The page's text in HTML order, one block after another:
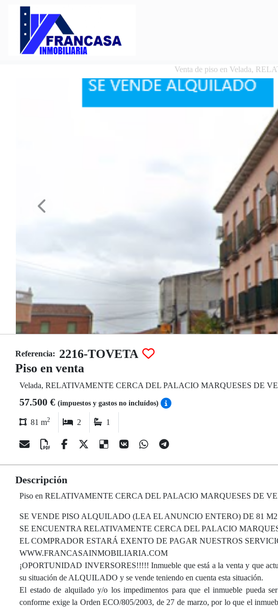
Venta de piso en Velada,
Referencia: 2216-TOVETA
Piso en venta
Velada, RELATIVAMENTE CERCA DEL PALACIO MARQUESES DE
57.500 € (impuestos y gastos no incluídos)
81 m2 2 1
Descripción
Piso en RELATIVAMENTE CERCA DEL PALACIO MARQUESES DE
SE VENDE PISO ALQUILADO (LEA EL ANUNCIO ENTERO) DE 81
SE ENCUENTRA RELATIVAMENTE CERCA DEL PALACIO
EL COMPRADOR ESTARÁ EXENTO DE PAGAR NUESTROS
WWW.FRANCASAINMOBILIARIA.COM
¡OPORTUNIDAD INVERSORES!!!!! Inmueble que está a la venta y que
su situación de ALQUILADO y se vende teniendo en cuenta esta situación.
El estado de alquilado y/o los impedimentos para que el inmueble pueda
conforme exige la Orden ECO/805/2003, de 27 de marzo, por lo que el